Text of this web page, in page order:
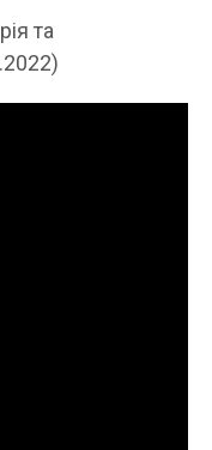
та